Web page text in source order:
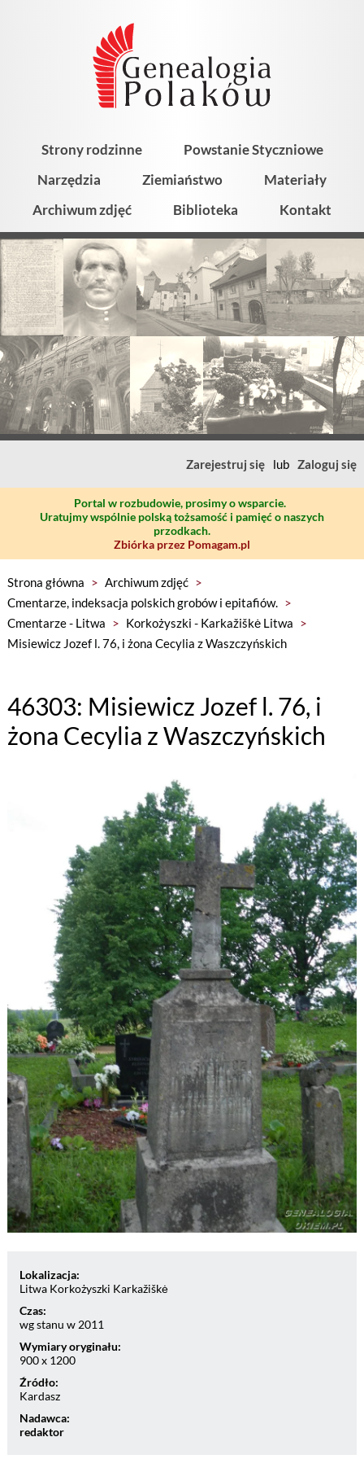
Strony rodzinne
Powstanie Styczniowe
Narzędzia
Ziemiaństwo
Materiały
Archiwum zdjęć
Biblioteka Kontakt
Zarejestruj się lub Zaloguj się
Portal w rozbudowie, prosimy o wsparcie.
Uratujmy wspólnie polską tożsamość i pamięć o naszych
przodkach.
Zbiórka przez Pomagam.pl
Strona główna > Archiwum zdjęć >
Cmentarze, indeksacja polskich grobów i epitafiów. >
Cmentarze - Litwa > Korkożyszki - Karkažiškė Litwa >
Misiewicz Jozef l. 76, i żona Cecylia z Waszczyńskich
46303: Misiewicz Jozef l. 76, i
żona Cecylia z Waszczyńskich
Lokalizacja:
Litwa Korkożyszki Karkažiškė
Czas:
wg stanu w 2011
Wymiary oryginału:
900 x 1200
Źródło:
Kardasz
Nadawca:
redaktor